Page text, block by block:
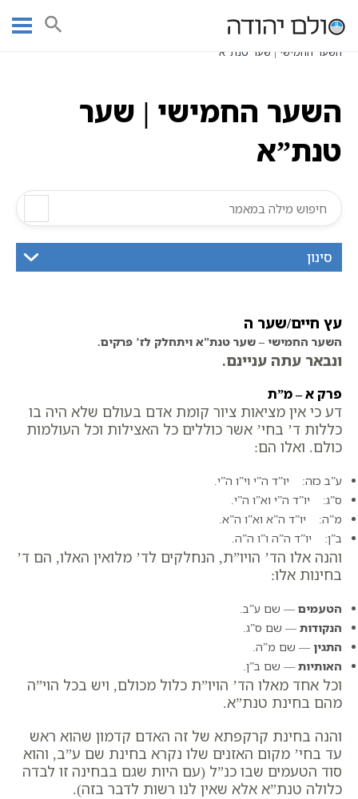
content
עמוד ראשי אוצר הכתבים
היכל א' | מן שבעה היכלות והוא היכל א"ק
עץ חיים
השער החמישי | שער טנת”א
השער החמישי | שער
טנת”א
עץ חיים/שער ה
השער החמישי – שער טנת”א ויתחלק לז’ פרקים.
ונבאר עתה עניינם.
פרק א – מ”ת
דע כי אין מציאות ציור קומת אדם בעולם שלא היה בו
כללות ד’ בחי’ אשר כוללים כל האצילות וכל העולמות
כולם. ואלו הם:
ע”ב כזה: יו”ד ה”י וי”ו ה”י.
ס”ג: יו”ד ה”י וא”ו ה”י.
מ”ה: יו”ד ה”א וא”ו ה”א.
ב”ן: יו”ד ה”ה ו”ו ה”ה.
והנה אלו הד’ הויו”ת, הנחלקים לד’ מלואין האלו, הם ד’
בחינות אלו:
הטעמים — שם ע”ב.
הנקודות — שם ס”ג.
התגין — שם מ”ה.
האותיות — שם ב”ן.
וכל אחד מאלו הד’ הויו”ת כלול מכולם, ויש בכל הוי”ה
מהם בחינת טנת”א.
והנה בחינת קרקפתא של זה האדם קדמון שהוא ראש
עד בחי’ מקום האזנים שלו נקרא בחינת שם ע”ב, והוא
סוד הטעמים שבו כנ”ל (עם היות שגם בבחינה זו לבדה
כלולה טנת”א אלא שאין לנו רשות לדבר בזה).
סינון